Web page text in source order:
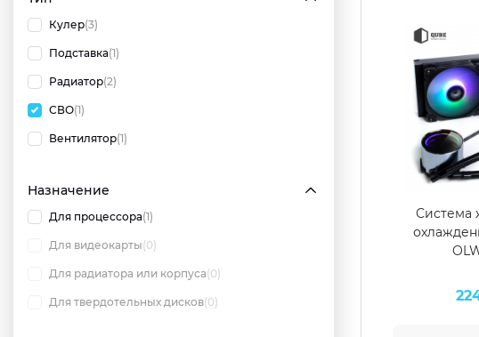
Кулер(3)
Подставка(1)
Радиатор(2)
СВО(1)
Вентилятор(1)
Назначение
Для процессора(1)
Для видеокарты(0)
Для радиатора или корпуса(0)
Для твердотельных дисков(0)
Система